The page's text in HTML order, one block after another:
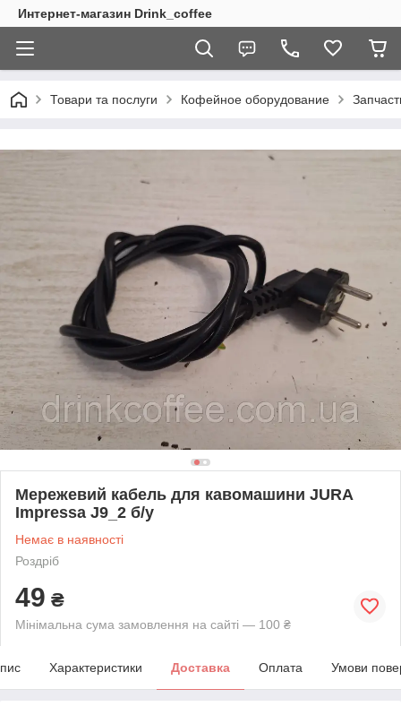
Интернет-магазин Drink_coffee
Товари та послуги Кофейное оборудование
Мережевий кабель для кавомашини JURA
Impressa J9_2 б/у
Немає в наявності
Роздріб
49 ₴
Мінімальна сума замовлення на сайті — 100 ₴
Характеристики Доставка Оплата Умови